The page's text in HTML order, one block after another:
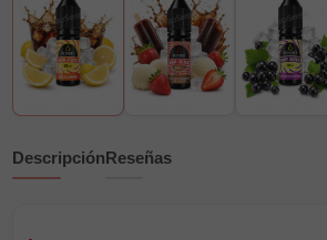
DescripciónReseñas